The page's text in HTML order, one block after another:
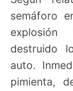
semáforo
destruido
auto.
pimienta,